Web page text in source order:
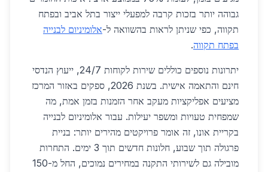
גבוהה יותר בזכות קרבה למפעלי ייצור בתל אביב ובפתח
תקווה, כפי שניתן לראות בהשוואה ל-אלומיניום לבנייה
בפתח תקווה.
יתרונות נוספים כוללים שירות לקוחות 24/7, ייעוץ הנדסי
חינם והתאמה אישית. בשנת 2026, ספקים באזור המרכז
מציעים אפליקציות מעקב אחר הזמנות בזמן אמת, מה
שמפחית טעויות ומשפר יעילות. עבור אלומיניום לבנייה
בקריית אונו, זה אומר פרויקטים מהירים יותר: בניית
פרגולה תוך שבוע, חלונות חדשים תוך 3 ימים. התחרות
מובילה גם לשירותי התקנה במחירים נמוכים, החל מ-150